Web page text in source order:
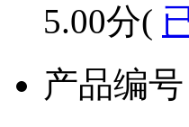
5.00分(
产品编号